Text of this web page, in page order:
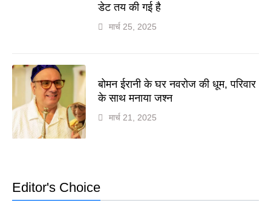
डेट तय की गई है
मार्च 25, 2025
बोमन ईरानी के घर नवरोज की धूम, परिवार
के साथ मनाया जश्न
मार्च 21, 2025
Editor's Choice